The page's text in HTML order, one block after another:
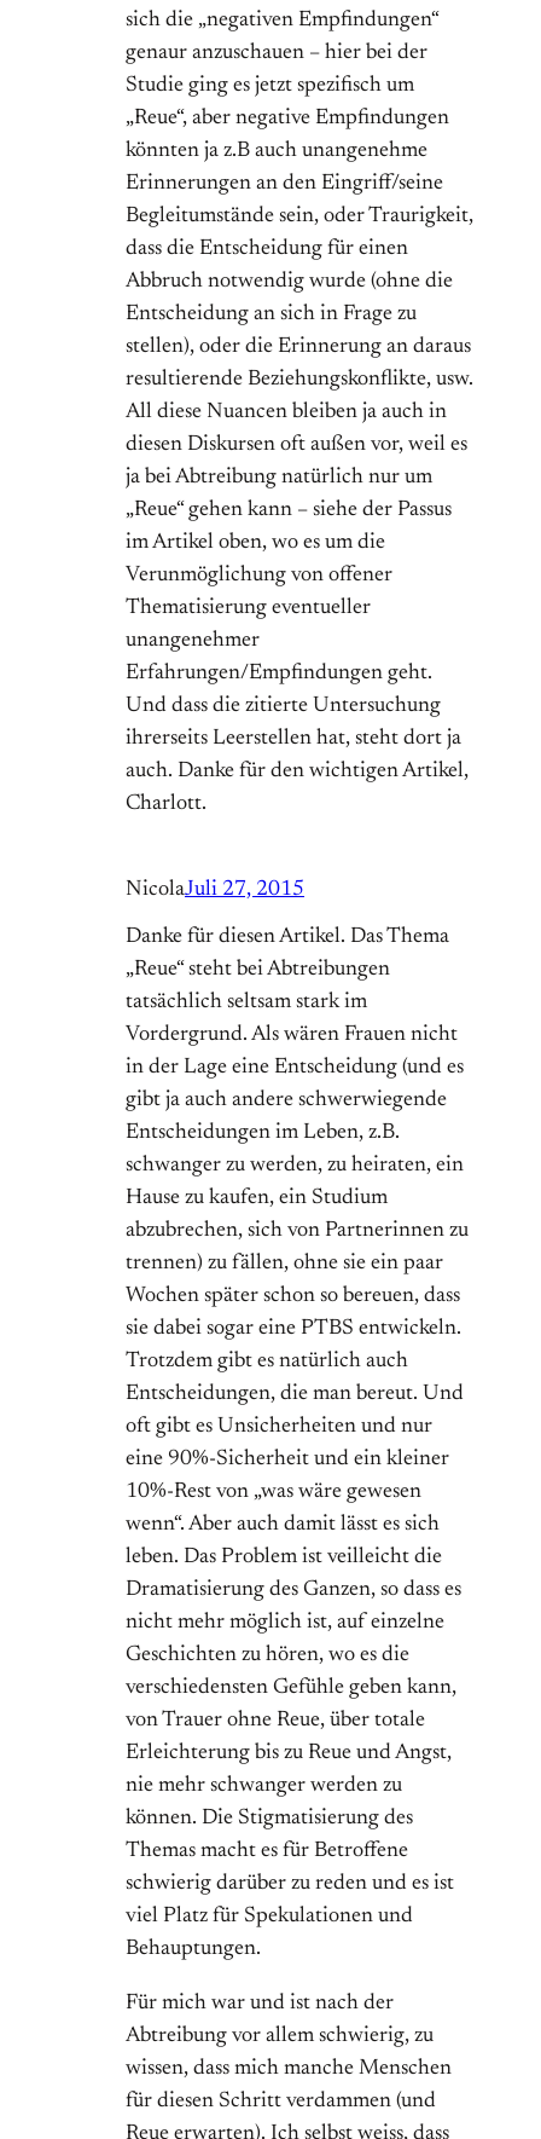
sich die „negativen Empfindungen“
genaur anzuschauen – hier bei der
Studie ging es jetzt spezifisch um
„Reue“, aber negative Empfindungen
könnten ja z.B auch unangenehme
Erinnerungen an den Eingriff/seine
Begleitumstände sein, oder Traurigkeit,
dass die Entscheidung für einen
Abbruch notwendig wurde (ohne die
Entscheidung an sich in Frage zu
stellen), oder die Erinnerung an daraus
resultierende Beziehungskonflikte, usw.
All diese Nuancen bleiben ja auch in
diesen Diskursen oft außen vor, weil es
ja bei Abtreibung natürlich nur um
„Reue“ gehen kann – siehe der Passus
im Artikel oben, wo es um die
Verunmöglichung von offener
Thematisierung eventueller
unangenehmer
Erfahrungen/Empfindungen geht.
Und dass die zitierte Untersuchung
ihrerseits Leerstellen hat, steht dort ja
auch. Danke für den wichtigen Artikel,
Charlott.
NicolaJuli 27, 2015
Danke für diesen Artikel. Das Thema
„Reue“ steht bei Abtreibungen
tatsächlich seltsam stark im
Vordergrund. Als wären Frauen nicht
in der Lage eine Entscheidung (und es
gibt ja auch andere schwerwiegende
Entscheidungen im Leben, z.B.
schwanger zu werden, zu heiraten, ein
Hause zu kaufen, ein Studium
abzubrechen, sich von Partnerinnen zu
trennen) zu fällen, ohne sie ein paar
Wochen später schon so bereuen, dass
sie dabei sogar eine PTBS entwickeln.
Trotzdem gibt es natürlich auch
Entscheidungen, die man bereut. Und
oft gibt es Unsicherheiten und nur
eine 90%-Sicherheit und ein kleiner
10%-Rest von „was wäre gewesen
wenn“. Aber auch damit lässt es sich
leben. Das Problem ist veilleicht die
Dramatisierung des Ganzen, so dass es
nicht mehr möglich ist, auf einzelne
Geschichten zu hören, wo es die
verschiedensten Gefühle geben kann,
von Trauer ohne Reue, über totale
Erleichterung bis zu Reue und Angst,
nie mehr schwanger werden zu
können. Die Stigmatisierung des
Themas macht es für Betroffene
schwierig darüber zu reden und es ist
viel Platz für Spekulationen und
Behauptungen.
Für mich war und ist nach der
Abtreibung vor allem schwierig, zu
wissen, dass mich manche Menschen
für diesen Schritt verdammen (und
Reue erwarten). Ich selbst weiss, dass